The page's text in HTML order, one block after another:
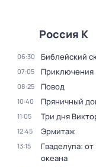
Россия К
06:30 Библейский
07:05 Приключения
08:25 Повод
10:40 Пряничный
11:05 Три дня
12:45 Эрмитаж
13:15
Гваделупа:
океана